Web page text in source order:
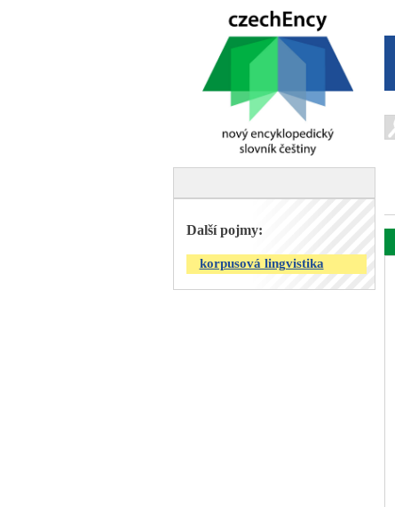
Další pojmy:
korpusová lingvistika